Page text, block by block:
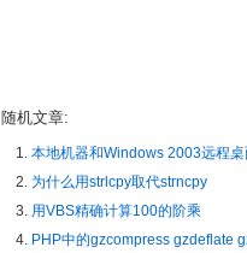
随机文章:
本地机器和Windows 2003远程
为什么用strlcpy取代strncpy
用VBS精确计算100的阶乘
PHP中的gzcompress gzdeflate